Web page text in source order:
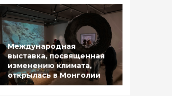
Международная
выставка, посвященная
изменению климата,
открылась в Монголии